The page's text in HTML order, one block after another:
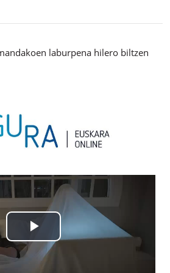
laburpena hilero biltzen
P
l